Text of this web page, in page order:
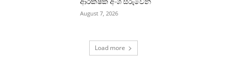
ආරක්ෂක අංශ සීරුවෙන්
August 7, 2026
Load more